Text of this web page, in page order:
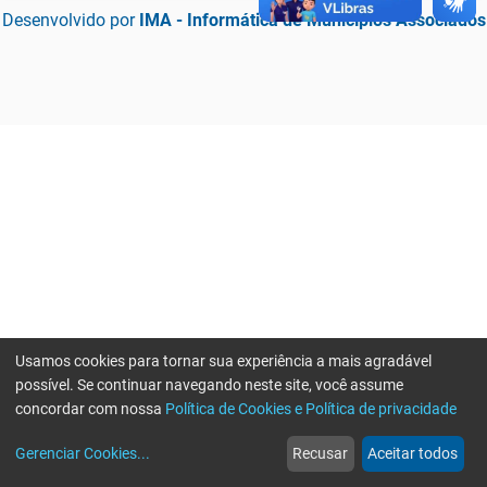
Desenvolvido por IMA - Informática de Municípios Associados
web
Notícias
more_horiz
Mais
Usamos cookies para tornar sua experiência a mais agradável
possível. Se continuar navegando neste site, você assume
concordar com nossa Política de Cookies e Política de privacidade
Gerenciar Cookies... Recusar Aceitar todos
Erro ao enviar informações, por favor tente novamente